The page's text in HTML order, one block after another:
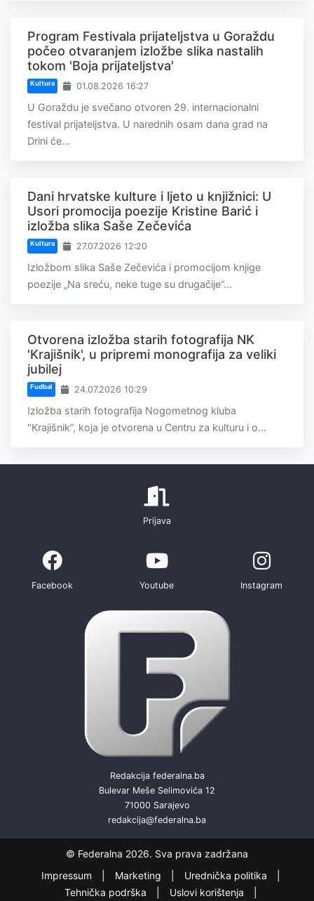
Program Festivala prijateljstva u Goraždu
počeo otvaranjem izložbe slika nastalih
tokom 'Boja prijateljstva'
Kultura 01.08.2026 16:27
U Goraždu je svečano otvoren 29. internacionalni
festival prijateljstva. U narednih osam dana grad na
Drini će...
Dani hrvatske kulture i ljeto u knjižnici: U
Usori promocija poezije Kristine Barić i
izložba slika Saše Zečevića
Kultura 27.07.2026 12:20
Izložbom slika Saše Zečevića i promocijom knjige
poezije „Na sreću, neke tuge su drugačije“...
Otvorena izložba starih fotografija NK
'Krajišnik', u pripremi monografija za veliki
jubilej
Fudbal 24.07.2026 10:29
Izložba starih fotografija Nogometnog kluba
"Krajišnik“, koja je otvorena u Centru za kulturu i o...
Prijava
Facebook Youtube Instagram
Redakcija federalna.ba
Bulevar Meše Selimovića 12
71000 Sarajevo
redakcija@federalna.ba
© Federalna 2026. Sva prava zadržana
Impressum
Marketing
Urednička politika
Tehnička podrška
Uslovi korištenja